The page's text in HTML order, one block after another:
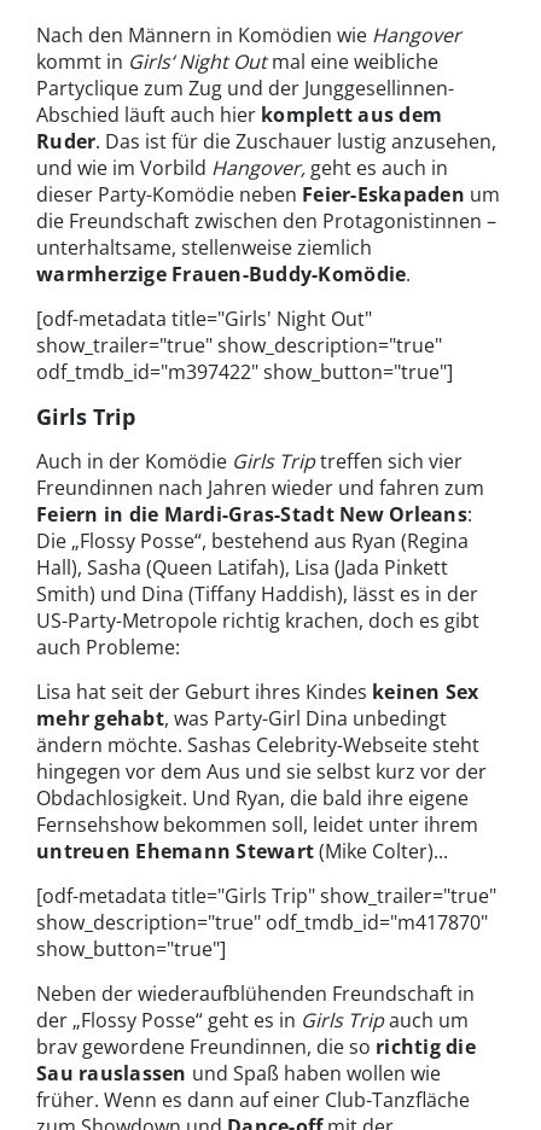
Nach den Männern in Komödien wie Hangover
kommt in Girls‘ Night Outmal eine weibliche
Partyclique zum Zug und der Junggesellinnen-
Abschied läuft auch hier komplett aus dem
Ruder. Das ist für die Zuschauer lustig anzusehen,
und wie im Vorbild Hangover, geht es auch in
dieser Party-Komödie neben Feier-Eskapaden um
die Freundschaft zwischen den Protagonistinnen –
unterhaltsame, stellenweise ziemlich
warmherzige Frauen-Buddy-Komödie.
[odf-metadata title="Girls' Night Out"
show_trailer="true" show_description="true"
odf_tmdb_id="m397422" show_button="true"]
Girls Trip
Auch in der Komödie Girls Triptreffen sich vier
Freundinnen nach Jahren wieder und fahren zum
Feiern in die Mardi-Gras-Stadt New Orleans:
Die „Flossy Posse“, bestehend aus Ryan (Regina
Hall), Sasha (Queen Latifah), Lisa (Jada Pinkett
Smith) und Dina (Tiffany Haddish), lässt es in der
US-Party-Metropole richtig krachen, doch es gibt
auch Probleme:
Lisa hat seit der Geburt ihres Kindes keinen Sex
mehr gehabt, was Party-Girl Dina unbedingt
ändern möchte. Sashas Celebrity-Webseite steht
hingegen vor dem Aus und sie selbst kurz vor der
Obdachlosigkeit. Und Ryan, die bald ihre eigene
Fernsehshow bekommen soll, leidet unter ihrem
untreuen Ehemann Stewart(Mike Colter)...
[odf-metadata title="Girls Trip" show_trailer="true"
show_description="true" odf_tmdb_id="m417870"
show_button="true"]
Neben der wiederaufblühenden Freundschaft in
der „Flossy Posse“ geht es in Girls Tripauch um
brav gewordene Freundinnen, die so richtig die
Sau rauslassen und Spaß haben wollen wie
früher. Wenn es dann auf einer Club-Tanzfläche